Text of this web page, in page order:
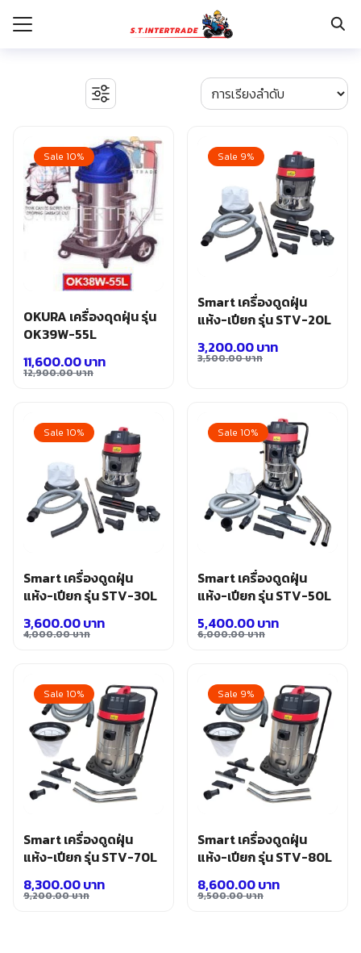
เรา
ะเงิน
BOSCH เครื่องจี้ปูน
งานระบบไฟฟ้า
ตู้เซฟ
ปั๊มน้ำ ปั๊มน้ำอัตโนมัติ อุปกรณ์ระบบน้ำ
ปั๊มลม อุปกรณ์ระบบลม
มอเตอร์และอุปกรณ์ส่งกำลัง
รอก แม่แรงทุ่นกำลัง
ระบบพุกฝังคอนกรีต
รีคายเนอร์
อุปกรณ์ทำสวน การเกษตร
อุปกรณ์เก็บเครื่องมือ
อุปกรณ์เสริม ขัด เจียร เจาะ
เครื่องมือตอก งัด
เครื่องมือทำความสะอาด
เครื่องมือไฟฟ้า
เครื่องยนต์ เครื่องมือซ่อมรถยนต์
เครื่องเชื่อม อุปกรณ์เชื่อม
เฟอร์นิเจอร์สำนักงาน
Sale 10%
OKURA เครื่องดุดฝุ่น รุ่น
OK39W-55L
12,900.00บาท
was:
12,900.00 บาท.
11,600.00บาท
is:
11,600.00 บาท.
Sale 9%
Smart เครื่องดูดฝุ่น
แห้ง-เปียก รุ่น STV-20L
3,500.00บาท
3,500.00 บาท.
3,200.00บาท
3,200.00 บาท.
Sale 10%
Smart เครื่องดูดฝุ่น
แห้ง-เปียก รุ่น STV-30L
4,000.00บาท
was:
4,000.00 บาท.
3,600.00บาท
is:
3,600.00 บาท.
Sale 10%
Smart เครื่องดูดฝุ่น
แห้ง-เปียก รุ่น STV-50L
6,000.00บาท
was:
6,000.00 บาท.
5,400.00บาท
is:
5,400.00 บาท.
Sale 10%
Smart เครื่องดูดฝุ่น
แห้ง-เปียก รุ่น STV-70L
9,200.00บาท
8,300.00บาท
Sale 9%
Smart เครื่องดูดฝุ่น
แห้ง-เปียก รุ่น STV-80L
9,500.00บาท
8,600.00บาท